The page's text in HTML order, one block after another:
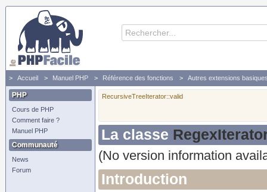
Accueil Manuel PHP Référence des fonctions Autres extensions
PHP
Cours de PHP
Comment faire ?
Manuel PHP
Communauté
News
Forum
RecursiveTreeIterator::valid
La classe
(No version information
Introduction